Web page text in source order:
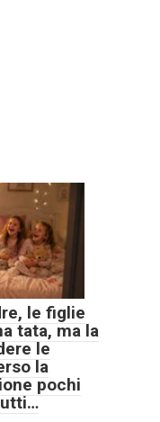
le figlie
tata, ma la
le
la
pochi